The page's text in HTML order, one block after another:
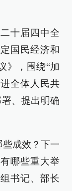
十届四中全
国民经济和
》，围绕“加
全体人民共
、提出明确
些成效？下一
哪些重大举
书记、部长